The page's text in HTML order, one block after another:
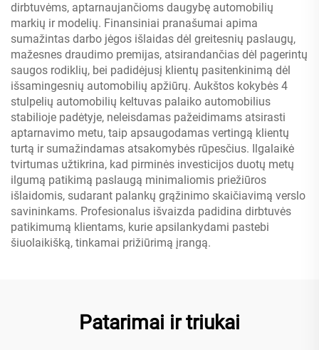
dirbtuvėms, aptarnaujančioms daugybę automobilių
markių ir modelių. Finansiniai pranašumai apima
sumažintas darbo jėgos išlaidas dėl greitesnių paslaugų,
mažesnes draudimo premijas, atsirandančias dėl pagerintų
saugos rodiklių, bei padidėjusį klientų pasitenkinimą dėl
išsamingesnių automobilių apžiūrų. Aukštos kokybės 4
stulpelių automobilių keltuvas palaiko automobilius
stabilioje padėtyje, neleisdamas pažeidimams atsirasti
aptarnavimo metu, taip apsaugodamas vertingą klientų
turtą ir sumažindamas atsakomybės rūpesčius. Ilgalaikė
tvirtumas užtikrina, kad pirminės investicijos duotų metų
ilgumą patikimą paslaugą minimaliomis priežiūros
išlaidomis, sudarant palankų grąžinimo skaičiavimą verslo
savininkams. Profesionalus išvaizda padidina dirbtuvės
patikimumą klientams, kurie apsilankydami pastebi
šiuolaikišką, tinkamai prižiūrimą įrangą.
Patarimai ir triukai